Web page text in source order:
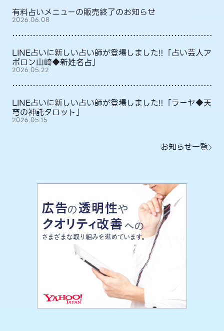
有料占いメニューの販売終了のお知らせ
2026.06.08
LINE占いに新しい占い師が登場しました!!「占い芸人ア
ポロン山崎◆新姓名占」
2026.05.22
LINE占いに新しい占い師が登場しました!!「ラーヤ◆天
穹の神託タロット」
2026.05.15
お知らせ一覧